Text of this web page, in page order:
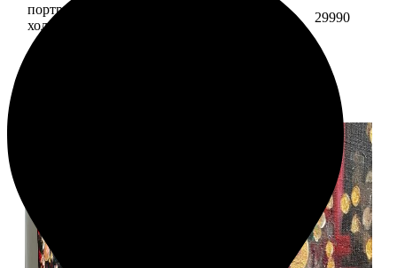
портрет по фото акриловыми красками на
холсте 60х70
29990